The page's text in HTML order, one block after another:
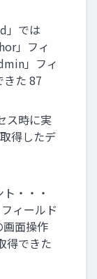
」では
」フィ
」フィ
きた 87
ス時に実
得したデ
・・・
ィールド
画⾯操作
得できた